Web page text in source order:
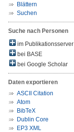
Blättern
Suchen
Suche nach Personen
im Publikationsserver
bei BASE
bei Google Scholar
Daten exportieren
ASCII Citation
Atom
BibTeX
Dublin Core
EP3 XML